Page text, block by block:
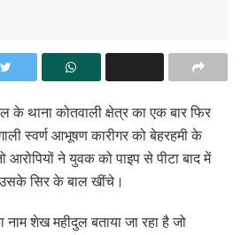
के थाना कोतवाली क्षेत्र का एक बार फिर
स्वर्ण आभूषण कारीगर को बेहरहमी के
आरोपियों ने युवक को पाइप से पीटा बाद में
सिर के बाल खींचे।
नाम शेख महीदुल बताया जा रहा है जो